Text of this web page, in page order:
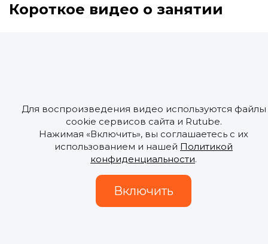
Короткое видео о занятии
Для воспроизведения видео используются файлы
cookie сервисов сайта и Rutube.
Нажимая «Включить», вы соглашаетесь с их
использованием и нашей Политикой
конфиденциальности.